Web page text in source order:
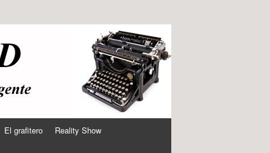
El grafitero Reality Show